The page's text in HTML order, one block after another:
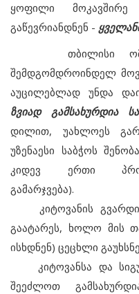
ყოფილი მოკავშირე
გაწევრიანდნენ -
თბილისი ომი
შემდგომდროინდელ
აუცილებლად უნდა
ზვიად გამსახურდია
დილით, უახლოეს
უზენაესი საბჭოს
კიდევ ერთი
გამარჯვება).
კიტოვანის
გაატარეს, ხოლო მის
ისხდნენ) ცეცხლი
კიტოვანსა და
შეეძლოთ